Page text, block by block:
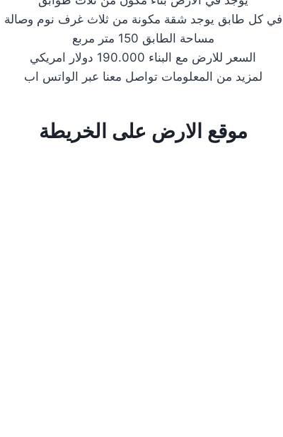
في كل طابق يوجد شقة مكونة من ثلاث غرف نوم وصالة
مساحة الطابق 150 متر مربع
السعر للارض مع البناء 190.000 دولار امريكي
لمزيد من المعلومات تواصل معنا عبر الواتس اب
موقع الارض على الخريطة